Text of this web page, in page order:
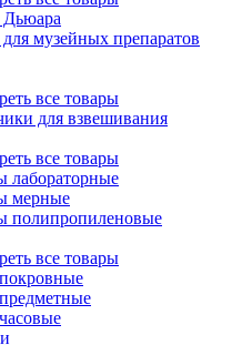
музейных препаратов
все товары
для взвешивания
все товары
лабораторные
мерные
полипропиленовые
все товары